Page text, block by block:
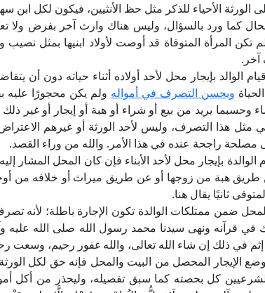
الورثة الأحياء للذكر مثل حظ الأنثيين، فيكون لكل
كما ورد بالسؤال، وليس هناك وارث آخر بفرض
تكن المرأة المتوفاة قد أوصت لأولاد ابنيها بمثل
الوالد بإيجار محل لأحد أولاده أثناء حياته دون أن
ويحسن التصرف في أمواله ولم يكن محجورًا
وحسبما يريد من بيع أو شراء أو هبة أو إيجار أو غير
مثل هذا التصرف، وليس لأحد الورثة أو غيرهم
مصلحة راجحة عنده في هذا الأمر. والله من وراء القصد.
الوالدة بإيجار محل لأحد الأبناء فإن كان المحل المشار
هبة من زوجها أو عن طريق ميراث أو خلافه من
ثانيًا يقال هنا.
ضمن ممتلكات الوالدة تكون الإجارة باطلة؛ لأنه
في قرآنه ونهى سيدنا محمد رسول الله صلى الله
إثم في ذلك إن شاء الله تعالى، والله غفور رحيم،
وضع الإيجار المحصل من البيت والمحل فإنه حق لكل
كل بحصته كما سبق تفصيله، وليحذر من أكل